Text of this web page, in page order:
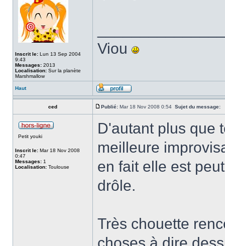
Inscrit le: Lun 13 Sep 2004
9:43
Messages: 2013
Localisation: Sur la planète
Marshmallow
Viou
Haut
ced Publié: Mar 18 Nov 2008 0:54 Sujet du message:
Petit youki
Inscrit le: Mar 18 Nov 2008
0:47
Messages: 1
Localisation: Toulouse
D'autant plus que
meilleure
en fait elle est
drôle.
Très chouette